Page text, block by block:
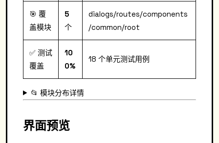
🎯 覆
盖模块
5
个
dialogs/routes/components
/common/root
✅ 测试
覆盖
10
0%
18 个单元测试用例
📂 模块分布详情
界面预览